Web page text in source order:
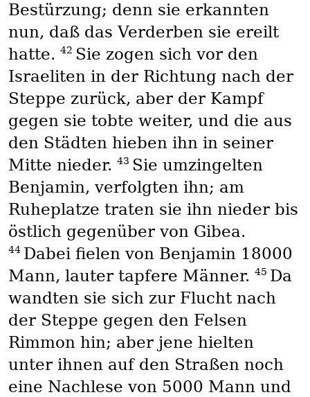
Bestürzung; denn sie erkannten
nun, daß das Verderben sie ereilt
hatte. 42 Sie zogen sich vor den
Israeliten in der Richtung nach der
Steppe zurück, aber der Kampf
gegen sie tobte weiter, und die aus
den Städten hieben ihn in seiner
Mitte nieder. 43 Sie umzingelten
Benjamin, verfolgten ihn; am
Ruheplatze traten sie ihn nieder bis
östlich gegenüber von Gibea.
44 Dabei fielen von Benjamin 18000
Mann, lauter tapfere Männer. 45 Da
wandten sie sich zur Flucht nach
der Steppe gegen den Felsen
Rimmon hin; aber jene hielten
unter ihnen auf den Straßen noch
eine Nachlese von 5000 Mann und